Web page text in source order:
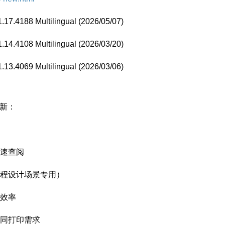
Multilingual (2026/05/07)
Multilingual (2026/03/20)
Multilingual (2026/03/06)
：
查阅
设计场景专用）
率
打印需求